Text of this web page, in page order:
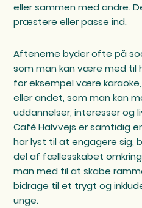
eller sammen med andre.
præstere eller passe ind.
Aftenerne byder ofte på
som man kan være med til
for eksempel være
eller andet, som man kan
uddannelser, interesser og
Café Halvvejs er samtidig
har lyst til at engagere sig,
del af fællesskabet
man med til at skabe
bidrage til et trygt og
unge.